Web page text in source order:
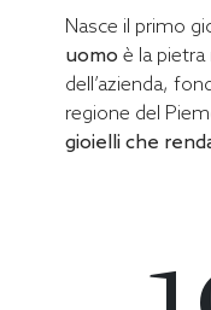
Nasce il primo
uomo è la pietra
dell’azienda,
regione del
gioielli che